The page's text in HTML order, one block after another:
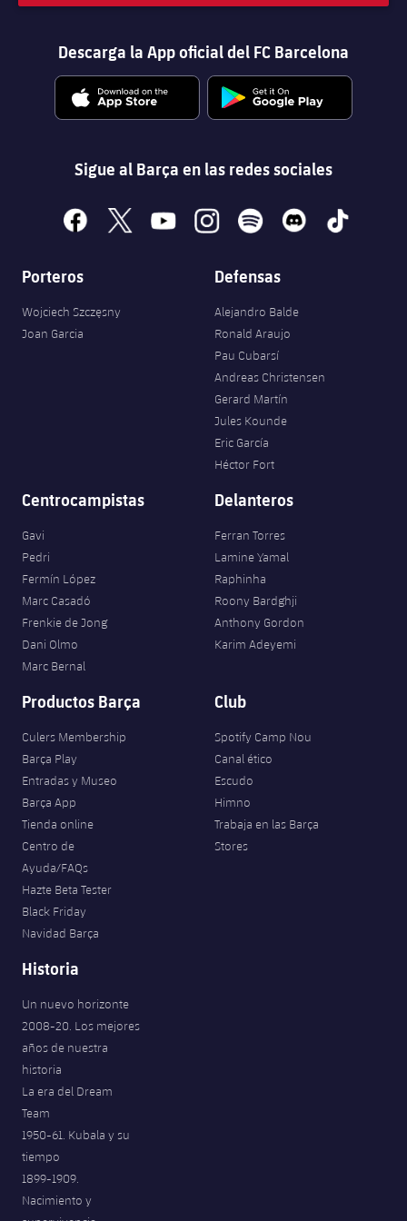
Descarga la App oficial del FC Barcelona
Sigue al Barça en las redes sociales
facebook
x youtubeinstagramspotify discord tiktok
Porteros
Wojciech Szczęsny
Joan Garcia
Defensas
Alejandro Balde
Ronald Araujo
Pau Cubarsí
Andreas Christensen
Gerard Martín
Jules Kounde
Eric García
Héctor Fort
Centrocampistas
Gavi
Pedri
Fermín López
Marc Casadó
Frenkie de Jong
Dani Olmo
Marc Bernal
Delanteros
Ferran Torres
Lamine Yamal
Raphinha
Roony Bardghji
Anthony Gordon
Karim Adeyemi
Productos Barça
Culers Membership
Barça Play
Entradas y Museo
Barça App
Tienda online
Centro de
Ayuda/FAQs
Hazte Beta Tester
Black Friday
Navidad Barça
Club
Spotify Camp Nou
Canal ético
Escudo
Himno
Trabaja en las Barça
Stores
Historia
Un nuevo horizonte
2008-20. Los mejores
años de nuestra
historia
La era del Dream
Team
1950-61. Kubala y su
tiempo
1899-1909.
Nacimiento y